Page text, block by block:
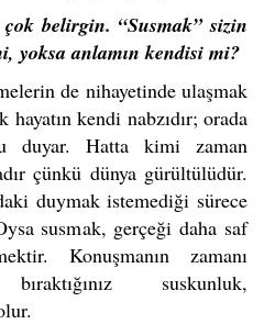
belirgin. “Susmak” sizin
yoksa anlamın kendisi mi?
de nihayetinde ulaşmak
kendi nabzıdır; orada
duyar. Hatta kimi zaman
çünkü dünya gürültülüdür.
duymak istemediği sürece
susmak, gerçeği daha saf
Konuşmanın zamanı
suskunluk,